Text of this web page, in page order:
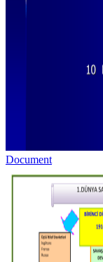
Document